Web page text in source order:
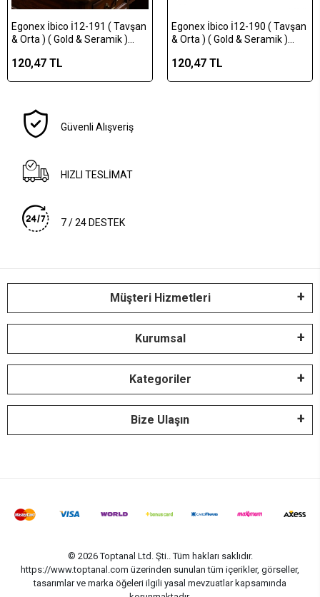
Egonex İbico İ12-191 ( Tavşan
& Orta ) ( Gold & Seramik )
Eşyası*12x12
120,47 TL
Egonex İbico İ12-190 ( Tavşan
& Orta ) ( Gold & Seramik )
Eşyası*12x16
120,47 TL
Güvenli Alışveriş
HIZLI TESLİMAT
7 / 24 DESTEK
Müşteri Hizmetleri
Kurumsal
Kategoriler
Bize Ulaşın
© 2026 Toptanal Ltd. Şti.. Tüm hakları saklıdır.
https://www.toptanal.com üzerinden sunulan tüm içerikler, görseller,
tasarımlar ve marka öğeleri ilgili yasal mevzuatlar kapsamında